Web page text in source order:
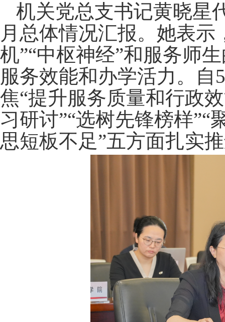
机关党总支书记黄晓星
月总体情况汇报。她表
机”“中枢神经”和服务师
服务效能和办学活力。自
焦“提升服务质量和行政
习研讨”“选树先锋榜样”“
思短板不足”五方面扎实